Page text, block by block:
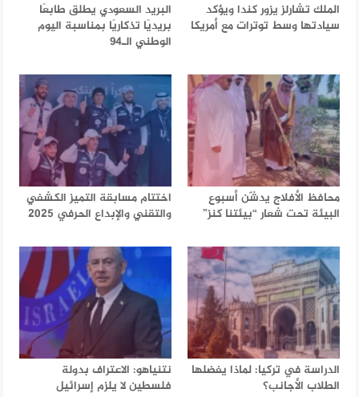
الملك تشارلز يزور كندا ويؤكد
سيادتها وسط توترات مع أمريكا
البريد السعودي يطلق طابعًا
بريديًا تذكاريًا بمناسبة اليوم
الوطني الـ94
محافظ الأفلاج يدشّن أسبوع
البيئة تحت شعار “بيئتنا كنز”
اختتام مسابقة التميز الكشفي
والتقني والإبداع الحرفي 2025
الدراسة في تركيا: لماذا يفضلها
الطلاب الأجانب؟
نتنياهو: الاعتراف بدولة
فلسطين لا يلزم إسرائيل